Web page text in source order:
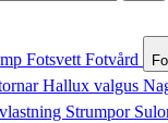
FotsvettFotvård
Hallux valgus
Strumpor